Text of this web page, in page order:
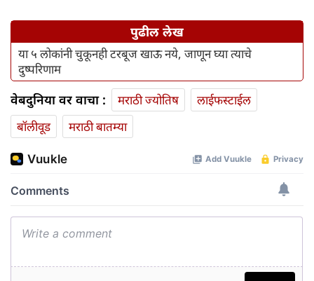
पुढील लेख
या ५ लोकांनी चुकूनही टरबूज खाऊ नये, जाणून घ्या त्याचे
दुष्परिणाम
वेबदुनिया वर वाचा : मराठी ज्योतिष
लाईफस्टाईल
बॉलीवूड
मराठी बातम्या